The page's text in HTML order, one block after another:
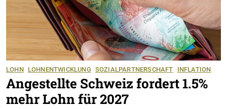
LOHN LOHNENTWICKLUNG SOZIALPARTNERSCHAFT INFLATION
Angestellte Schweiz fordert 1.5%
mehr Lohn für 2027